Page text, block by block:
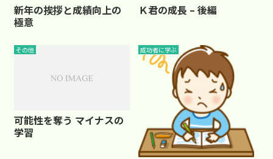
新年の挨拶と成績向上の
極意
Ｋ君の成長 – 後編
その他
可能性を奪う マイナスの
学習
成功者に学ぶ